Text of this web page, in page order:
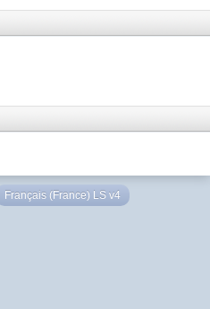
Français (France) LS v4